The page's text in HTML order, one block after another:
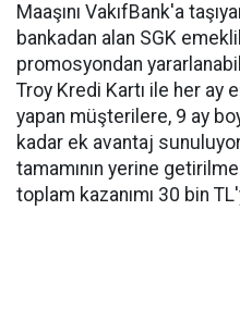
Maaşını VakıfBank'a
bankadan alan SGK
promosyondan
Troy Kredi Kartı ile her ay
yapan müşterilere, 9 ay
kadar ek avantaj
tamamının yerine
toplam kazanımı 30 bin